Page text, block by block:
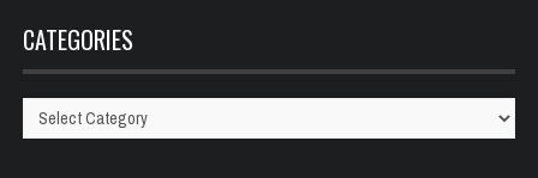
CATEGORIES
Categories